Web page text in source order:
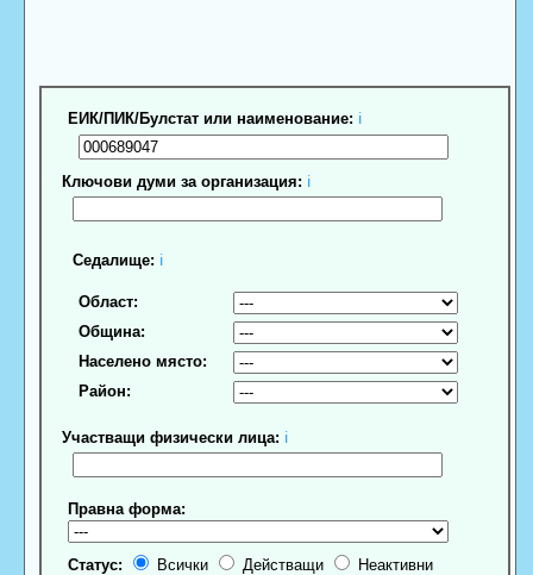
ЕИК/ПИК/Булстат или наименование: ℹ
Ключови думи за организация: ℹ
Седалище: ℹ
Област:
Община:
Населено място:
Район:
Участващи физически лица: ℹ
Правна форма:
Статус: Всички Действащи
Неактивни